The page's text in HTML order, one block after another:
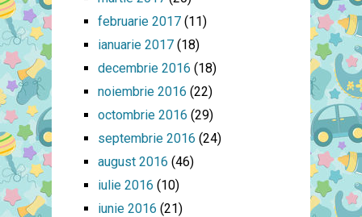
februarie 2017(11)
ianuarie 2017(18)
decembrie 2016 (18)
noiembrie 2016 (22)
octombrie 2016 (29)
septembrie 2016 (24)
august 2016 (46)
iulie 2016 (10)
iunie 2016 (21)